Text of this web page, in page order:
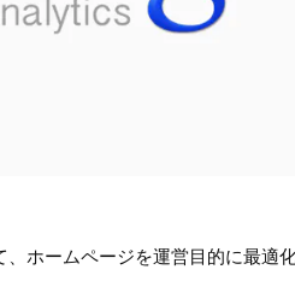
、ホームページを運営目的に最適